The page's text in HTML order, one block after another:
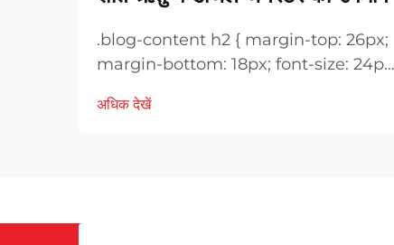
.blog-content h2 { margin-top: 26px;
margin-bottom: 18px; font-size: 24px
height: normal; } .blog-content h3 {
अधिक देखें